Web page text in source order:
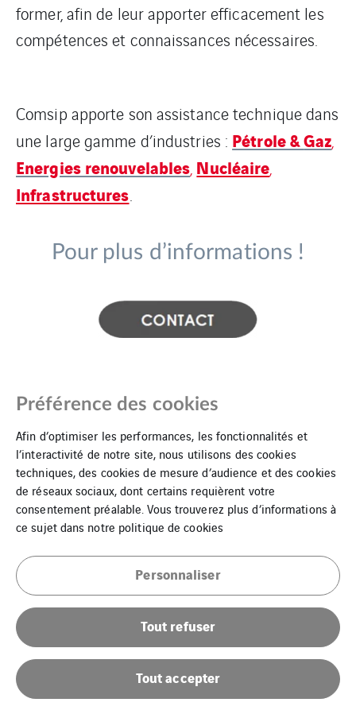
former, afin de leur apporter efficacement les
compétences et connaissances nécessaires.
Comsip apporte son assistance technique dans
une large gamme d’industries : Pétrole &Gaz,
Energies renouvelables, Nucléaire,
Infrastructures.
Pour plus d’informations !
Mentions Légales
Plan du site
Préférence des cookies
Afin d’optimiser les performances, les fonctionnalités et
l’interactivité de notre site, nous utilisons des cookies
techniques, des cookies de mesure d’audience et des cookies
de réseaux sociaux, dont certains requièrent votre
consentement préalable. Vous trouverez plus d’informations à
ce sujet dans notre politique de cookies
Personnaliser
Tout refuser
Tout accepter